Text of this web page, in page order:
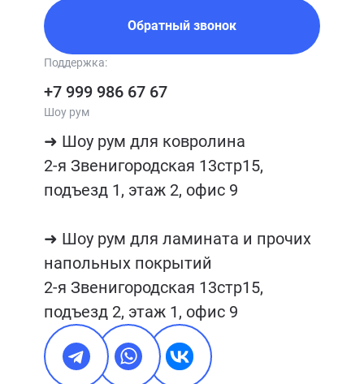
Обратный звонок
Поддержка:
+7 999 986 67 67
Шоу рум
➜ Шоу рум для ковролина
2-я Звенигородская 13стр15,
подъезд 1, этаж 2, офис 9
➜ Шоу рум для ламината и прочих
напольных покрытий
2-я Звенигородская 13стр15,
подъезд 2, этаж 1, офис 9